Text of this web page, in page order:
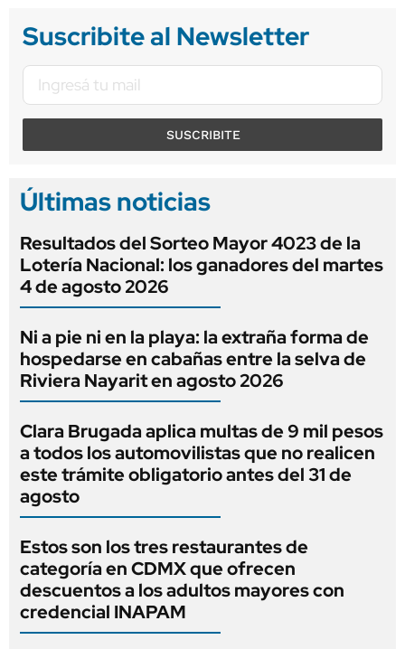
Suscribite al Newsletter
SUSCRIBITE
Últimas noticias
Resultados del Sorteo Mayor 4023 de la
Lotería Nacional: los ganadores del martes
4 de agosto 2026
Ni a pie ni en la playa: la extraña forma de
hospedarse en cabañas entre la selva de
Riviera Nayarit en agosto 2026
Clara Brugada aplica multas de 9 mil pesos
a todos los automovilistas que no realicen
este trámite obligatorio antes del 31 de
agosto
Estos son los tres restaurantes de
categoría en CDMX que ofrecen
descuentos a los adultos mayores con
credencial INAPAM